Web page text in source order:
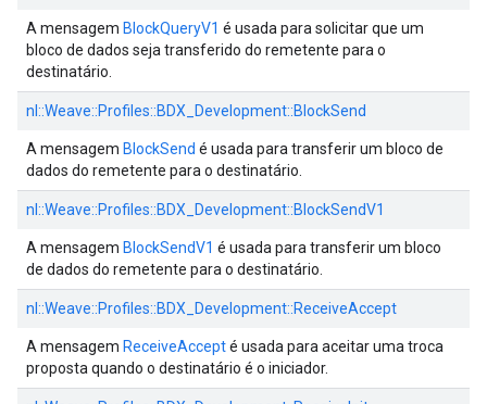
A mensagem BlockQueryV1 é usada para solicitar que um
bloco de dados seja transferido do remetente para o
destinatário.
nl::Weave::Profiles::BDX_Development::BlockSend
A mensagem BlockSend é usada para transferir um bloco de
dados do remetente para o destinatário.
nl::Weave::Profiles::BDX_Development::BlockSendV1
A mensagem BlockSendV1 é usada para transferir um bloco
de dados do remetente para o destinatário.
nl::Weave::Profiles::BDX_Development::ReceiveAccept
A mensagem ReceiveAccepté usada para aceitar uma troca
proposta quando o destinatário é o iniciador.